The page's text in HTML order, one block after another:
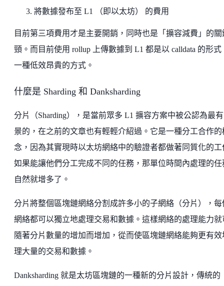
將數據發布至 L1 （即以太坊） 的費用
目前第三項費用才是主要開銷，同時也是「擴容減費」的關
頸。而目前使用 rollup 上傳數據到 L1 都是以 calldata 的形式
一種低效昂貴的方式。
什麼是 Sharding 和 Danksharding
分片（Sharding），是當前眾多 L1 擴容方案中被公認為最
景的，在之前的文章也有輕輕介紹過。它是一種分工合作的
念，因為其實現時以太坊網絡中的驗證者都做著同質化的工
如果能讓他們分工完成不同的任務，那單位時間內處理的任
自然就增多了。
分片將整個區塊鏈網絡分割成許多小的子網絡（分片），每
網絡都可以獨立地處理交易和數據。這樣網絡的處理能力就
隨著分片數量的增加而增加，從而使區塊鏈網絡能夠更有效
理大量的交易和數據。
Danksharding 就是太坊區塊鏈的一種新的分片設計，傳統的